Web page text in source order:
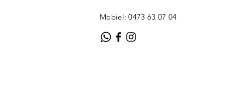
Mobiel: 0473 63 07 04